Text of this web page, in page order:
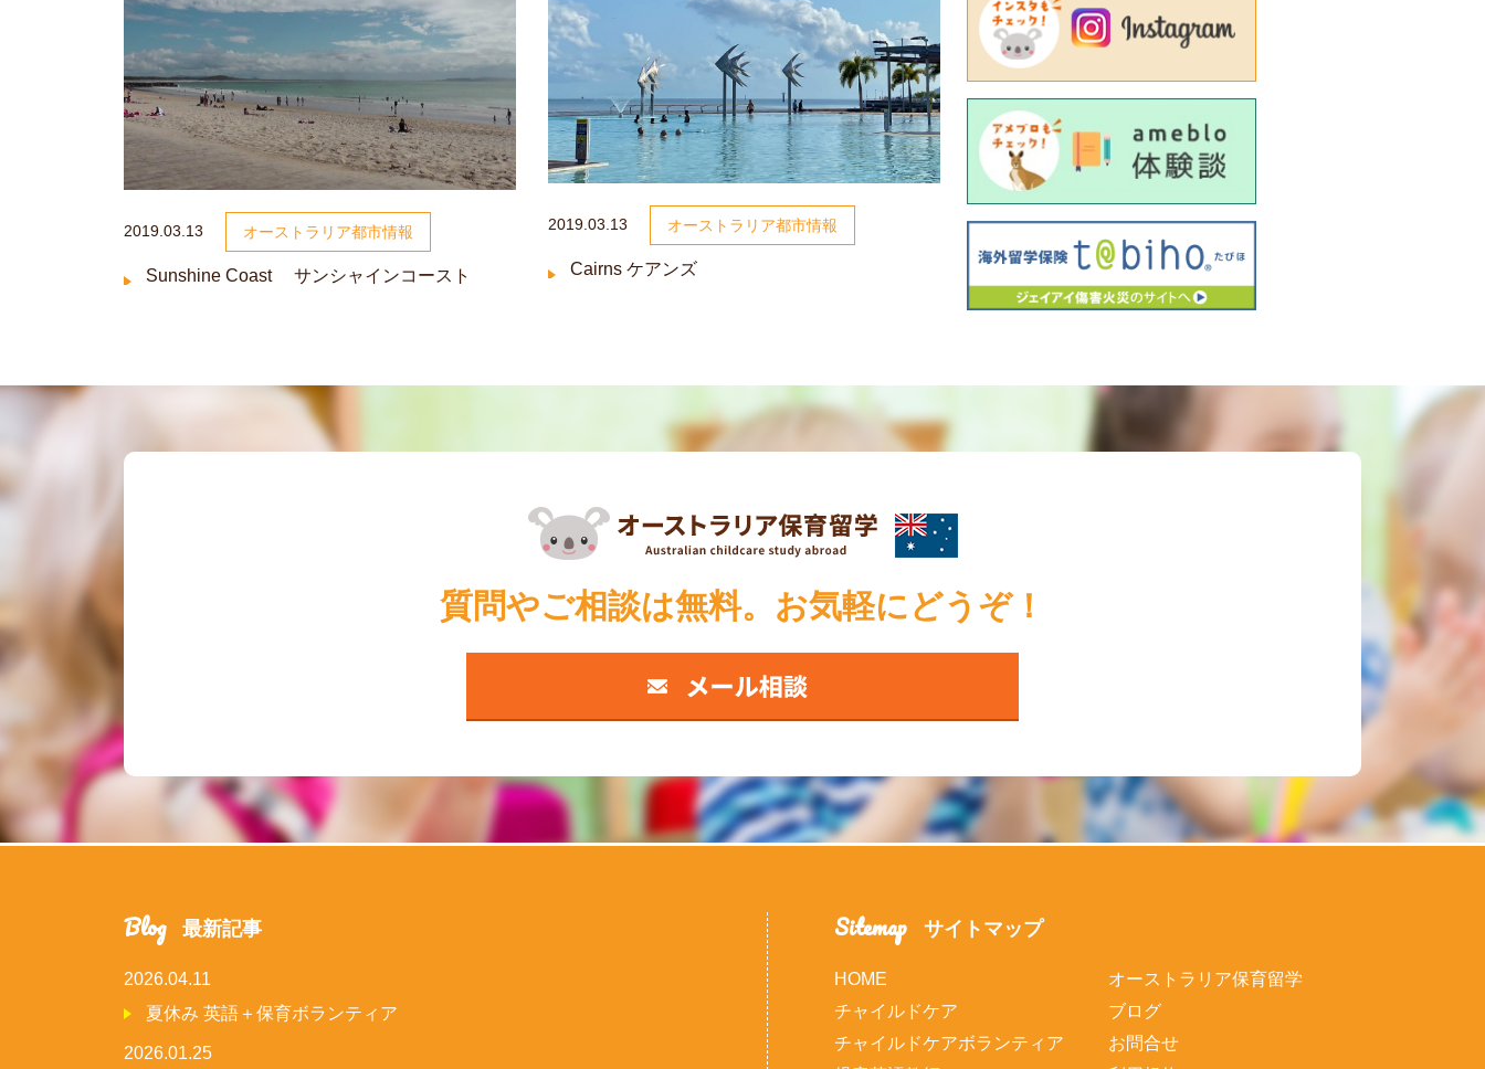
2019.03.13 オーストラリア都市情報
Sunshine Coast サンシャインコースト
2019.03.13 オーストラリア都市情報
Cairns ケアンズ
質問やご相談は無料。お気軽にどうぞ！
Blog 最新記事
2026.04.11
夏休み 英語＋保育ボランティア
2026.01.25
Sitemap サイトマップ
HOME
チャイルドケア
チャイルドケアボランティア
オーストラリア保育留学
ブログ
お問合せ